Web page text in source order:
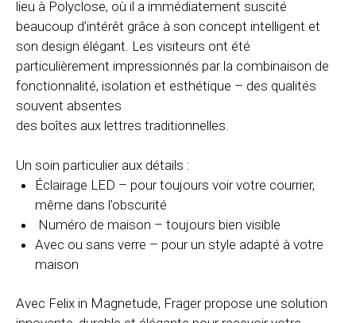
lieu à Polyclose, où il a immédiatement suscité
beaucoup d’intérêt grâce à son concept intelligent et
son design élégant. Les visiteurs ont été
particulièrement impressionnés par la combinaison de
fonctionnalité, isolation et esthétique – des qualités
souvent absentes
des boîtes aux lettres traditionnelles.
Un soin particulier aux détails :
Éclairage LED – pour toujours voir votre courrier,
même dans l’obscurité
Numéro de maison – toujours bien visible
Avec ou sans verre – pour un style adapté à votre
maison
Avec Felix in Magnetude, Frager propose une solution